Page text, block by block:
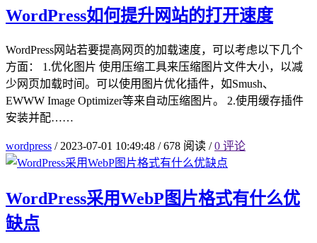
WordPress如何提升网站的打开速度
WordPress网站若要提高网页的加载速度，可以考虑以下几个
方面： 1.优化图片 使用压缩工具来压缩图片文件大小，以减
少网页加载时间。可以使用图片优化插件，如Smush、
EWWW Image Optimizer等来自动压缩图片。 2.使用缓存插件
安装并配……
wordpress /2023-07-01 10:49:48 /678 阅读 / 0 评论
WordPress采用WebP图片格式有什么优
缺点